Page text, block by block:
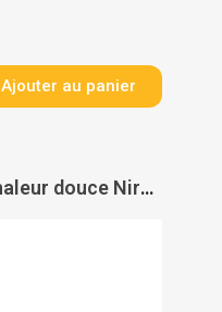
Ajouter au panier
Radiateur électrique chaleur douce Nirvana Néo connecté plinthe - ATLANTIC